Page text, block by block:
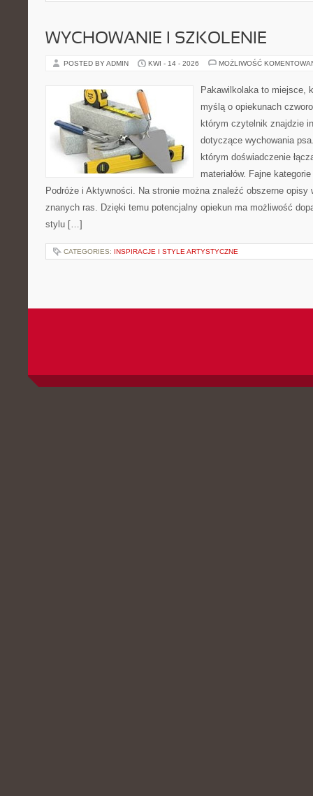
WYCHOWANIE I SZKOLENIE
POSTED BY ADMIN KWI - 14 - 2026 MOŻLIWOŚĆ
Pakawilkolaka to miejsce,
myślą o opiekunach
którym czytelnik znajdzie
dotyczące wychowania
którym doświadczenie
materiałów. Fajne
Podróże i Aktywności. Na stronie można znaleźć obszerne opisy
znanych ras. Dzięki temu potencjalny opiekun ma możliwość
stylu […]
CATEGORIES: INSPIRACJE I STYLE ARTYSTYCZNE